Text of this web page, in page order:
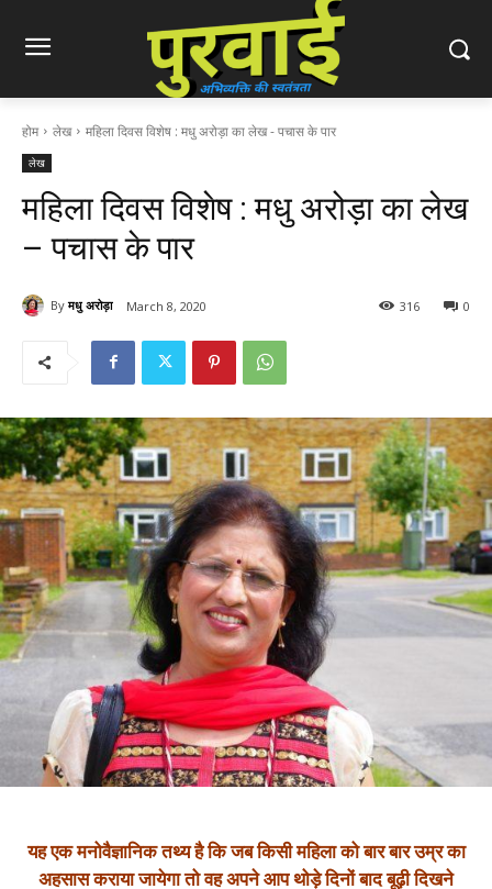
होम लेख महिला दिवस विशेष : मधु अरोड़ा का लेख - पचास के पार
लेख
महिला दिवस विशेष : मधु अरोड़ा का लेख
– पचास के पार
By मधु अरोड़ा March 8, 2020 0
316
यह एक मनोवैज्ञानिक तथ्‍य है कि जब किसी महिला को बार बार उम्र का
अहसास कराया जायेगा तो वह अपने आप थोड़े दिनों बाद बूढ़ी दिखने